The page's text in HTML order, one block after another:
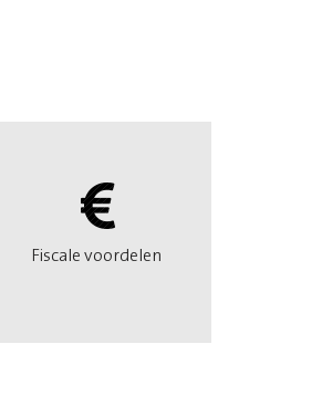
Fiscale voordelen